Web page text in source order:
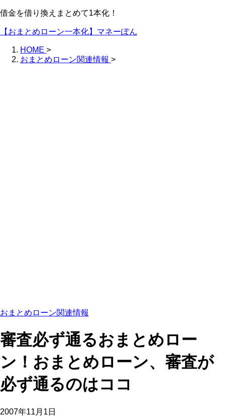
借金を借り換えまとめて1本化！
【おまとめローン一本化】マネーぽん
HOME >
おまとめローン関連情報 >
おまとめローン関連情報
審査必ず通るおまとめロー
ン！おまとめローン、審査が
必ず通るのはココ
2007年11月1日